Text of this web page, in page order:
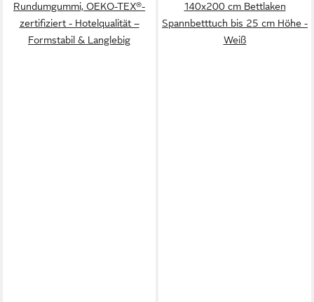
Rundumgummi, OEKO-TEX®-
zertifiziert - Hotelqualität –
Formstabil & Langlebig
140x200 cm Bettlaken
Spannbetttuch bis 25 cm Höhe -
Weiß